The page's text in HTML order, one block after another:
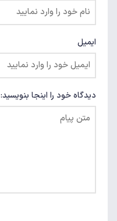
ایمیل
دیدگاه خود را اینجا بنویسید: